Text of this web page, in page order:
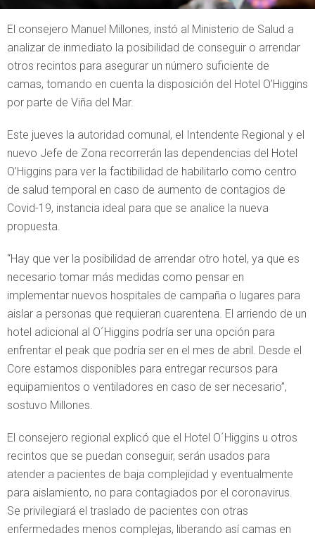
El consejero Manuel Millones, instó al Ministerio de Salud a
analizar de inmediato la posibilidad de conseguir o arrendar
otros recintos para asegurar un número suficiente de
camas, tomando en cuenta la disposición del Hotel O’Higgins
por parte de Viña del Mar.
Este jueves la autoridad comunal, el Intendente Regional y el
nuevo Jefe de Zona recorrerán las dependencias del Hotel
O’Higgins para ver la factibilidad de habilitarlo como centro
de salud temporal en caso de aumento de contagios de
Covid-19, instancia ideal para que se analice la nueva
propuesta.
“Hay que ver la posibilidad de arrendar otro hotel, ya que es
necesario tomar más medidas como pensar en
implementar nuevos hospitales de campaña o lugares para
aislar a personas que requieran cuarentena. El arriendo de un
hotel adicional al O´Higgins podría ser una opción para
enfrentar el peak que podría ser en el mes de abril. Desde el
Core estamos disponibles para entregar recursos para
equipamientos o ventiladores en caso de ser necesario”,
sostuvo Millones.
El consejero regional explicó que el Hotel O´Higgins u otros
recintos que se puedan conseguir, serán usados para
atender a pacientes de baja complejidad y eventualmente
para aislamiento, no para contagiados por el coronavirus.
Se privilegiará el traslado de pacientes con otras
enfermedades menos complejas, liberando así camas en